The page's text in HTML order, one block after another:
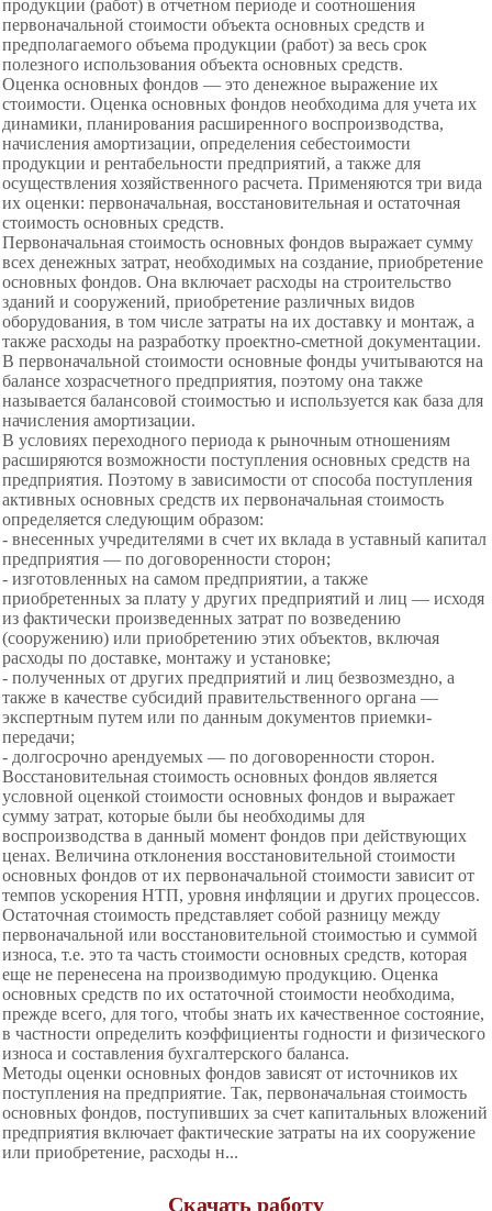
продукции (работ) в отчетном периоде и соотношения
первоначальной стоимости объекта основных средств и
предполагаемого объема продукции (работ) за весь срок
полезного использования объекта основных средств.
Оценка основных фондов — это денежное выражение их
стоимости. Оценка основных фондов необходима для учета их
динамики, планирования расширенного воспроизводства,
начисления амортизации, определения себестоимости
продукции и рентабельности предприятий, а также для
осуществления хозяйственного расчета. Применяются три вида
их оценки: первоначальная, восстановительная и остаточная
стоимость основных средств.
Первоначальная стоимость основных фондов выражает сумму
всех денежных затрат, необходимых на создание, приобретение
основных фондов. Она включает расходы на строительство
зданий и сооружений, приобретение различных видов
оборудования, в том числе затраты на их доставку и монтаж, а
также расходы на разработку проектно-сметной документации.
В первоначальной стоимости основные фонды учитываются на
балансе хозрасчетного предприятия, поэтому она также
называется балансовой стоимостью и используется как база для
начисления амортизации.
В условиях переходного периода к рыночным отношениям
расширяются возможности поступления основных средств на
предприятия. Поэтому в зависимости от способа поступления
активных основных средств их первоначальная стоимость
определяется следующим образом:
- внесенных учредителями в счет их вклада в уставный капитал
предприятия — по договоренности сторон;
- изготовленных на самом предприятии, а также
приобретенных за плату у других предприятий и лиц — исходя
из фактически произведенных затрат по возведению
(сооружению) или приобретению этих объектов, включая
расходы по доставке, монтажу и установке;
- полученных от других предприятий и лиц безвозмездно, а
также в качестве субсидий правительственного органа —
экспертным путем или по данным документов приемки-
передачи;
- долгосрочно арендуемых — по договоренности сторон.
Восстановительная стоимость основных фондов является
условной оценкой стоимости основных фондов и выражает
сумму затрат, которые были бы необходимы для
воспроизводства в данный момент фондов при действующих
ценах. Величина отклонения восстановительной стоимости
основных фондов от их первоначальной стоимости зависит от
темпов ускорения НТП, уровня инфляции и других процессов.
Остаточная стоимость представляет собой разницу между
первоначальной или восстановительной стоимостью и суммой
износа, т.е. это та часть стоимости основных средств, которая
еще не перенесена на производимую продукцию. Оценка
основных средств по их остаточной стоимости необходима,
прежде всего, для того, чтобы знать их качественное состояние,
в частности определить коэффициенты годности и физического
износа и составления бухгалтерского баланса.
Методы оценки основных фондов зависят от источников их
поступления на предприятие. Так, первоначальная стоимость
основных фондов, поступивших за счет капитальных вложений
предприятия включает фактические затраты на их сооружение
или приобретение, расходы н...
Скачать работу